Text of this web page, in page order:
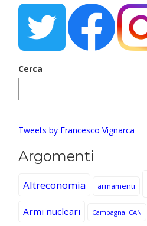
Cerca
Tweets by Francesco Vignarca
Argomenti
Altreconomia armamenti
Armi nucleari Campagna ICAN